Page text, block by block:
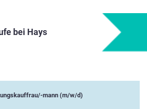
bei Hays
mann (m/w/d)